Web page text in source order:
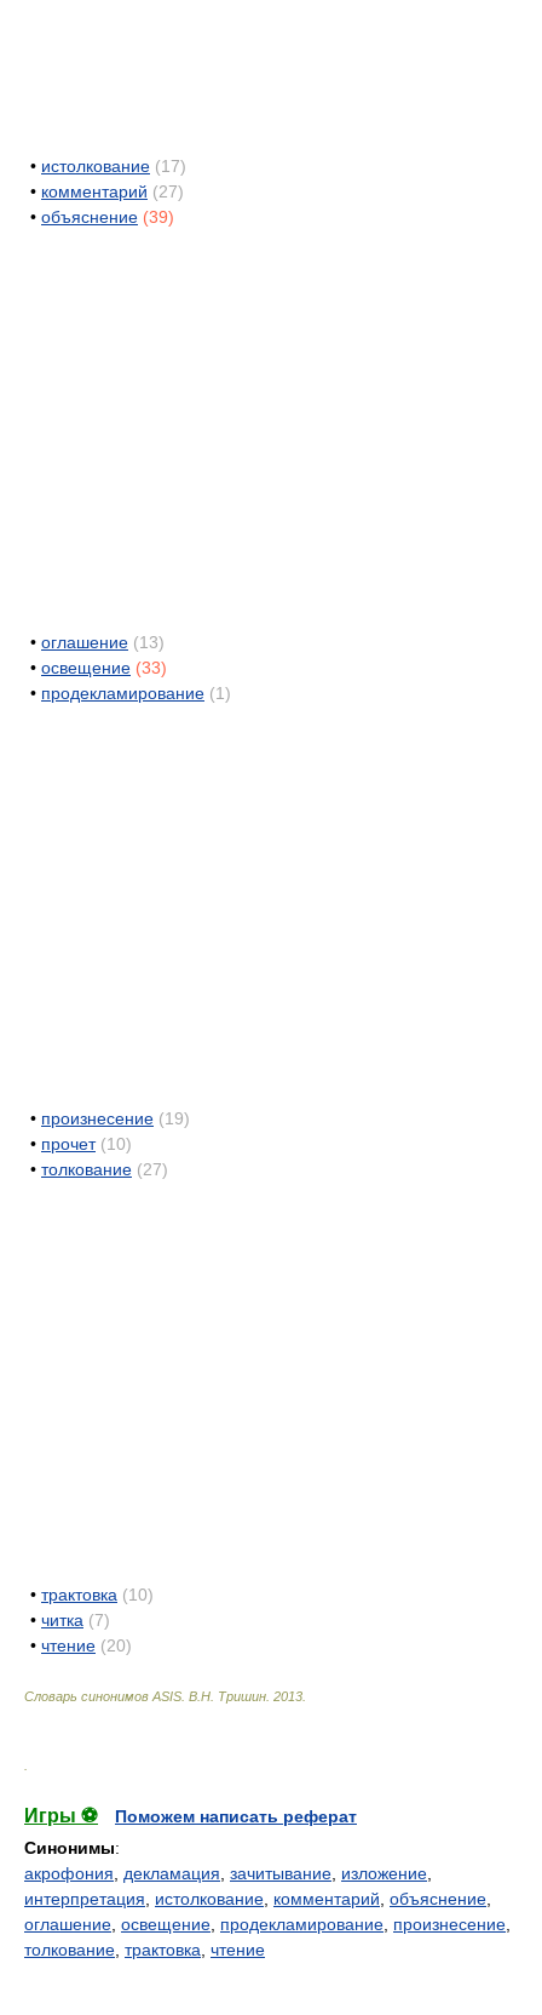
• истолкование (17)
• комментарий (27)
• объяснение (39)
• оглашение (13)
• освещение (33)
• продекламирование (1)
• произнесение (19)
• прочет (10)
• толкование (27)
• трактовка (10)
• читка (7)
• чтение (20)
Словарь синонимов ASIS. В.Н. Тришин 2013
Игры ⚽
Поможем написать реферат
Синонимы:
акрофония
декламация зачитывание изложение
интерпретация
истолкование комментарий объяснение
оглашение освещение продекламирование произнесение
толкование трактовка чтение